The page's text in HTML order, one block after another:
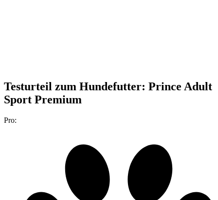
Testurteil zum Hundefutter: Prince Adult
Sport Premium
Pro: